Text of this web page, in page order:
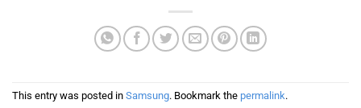
This entry was posted in Samsung. Bookmark the permalink.